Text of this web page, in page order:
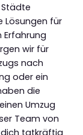
Lösungen für
Erfahrung
wir für
nach
oder ein
die
Umzug
Team von
tatkräftig